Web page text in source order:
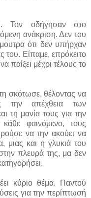
Τον οδήγησαν στο
ανάκριση. Δεν του
ότι δεν υπήρχαν
του. Είπαμε, επρόκειτο
παίξει μέχρι τέλους το
σκότωσε, θέλοντας να
την απέχθεια των
τη μανία τους για την
φαινόμενο, τους
να την ακούει να
μιας και η γλυκιά του
πλευρά της, μα δεν
κύριο θέμα. Παντού
για την περίπτωσή